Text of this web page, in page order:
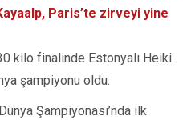
Paris’te zirveyi yine
kilo finalinde Estonyalı Heiki
şampiyonu oldu.
Şampiyonası’nda ilk